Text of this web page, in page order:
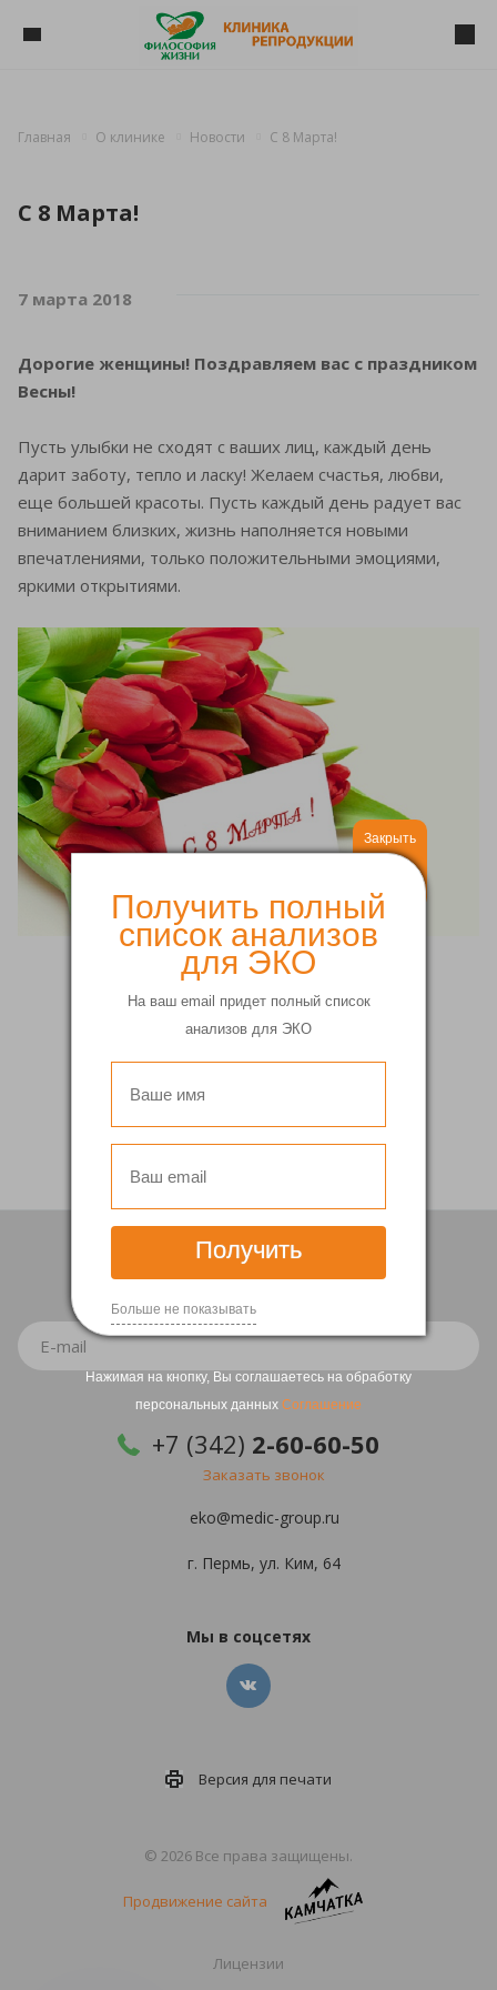
Получить полный
список анализов
для ЭКО
На ваш email придет полный список
анализов для ЭКО
Получить
Больше не показывать
Закрыть
Нажимая на кнопку, Вы соглашаетесь на обработку
персональных данных Соглашение
Главная О клинике Новости C 8 Марта!
C 8 Марта!
7 марта 2018
Дорогие женщины! Поздравляем вас с праздником
Весны!
Пусть улыбки не сходят с ваших лиц, каждый день
дарит заботу, тепло и ласку! Желаем счастья, любви,
еще большей красоты. Пусть каждый день радует вас
вниманием близких, жизнь наполняется новыми
впечатлениями, только положительными эмоциями,
яркими открытиями.
Вернуться
+7 (342) 2-60-60-50
Заказать звонок
eko@medic-group.ru
г. Пермь, ул. Ким, 64
Мы в соцсетях
Версия для печати
© 2026 Все права защищены.
Продвижение сайта
Лицензии